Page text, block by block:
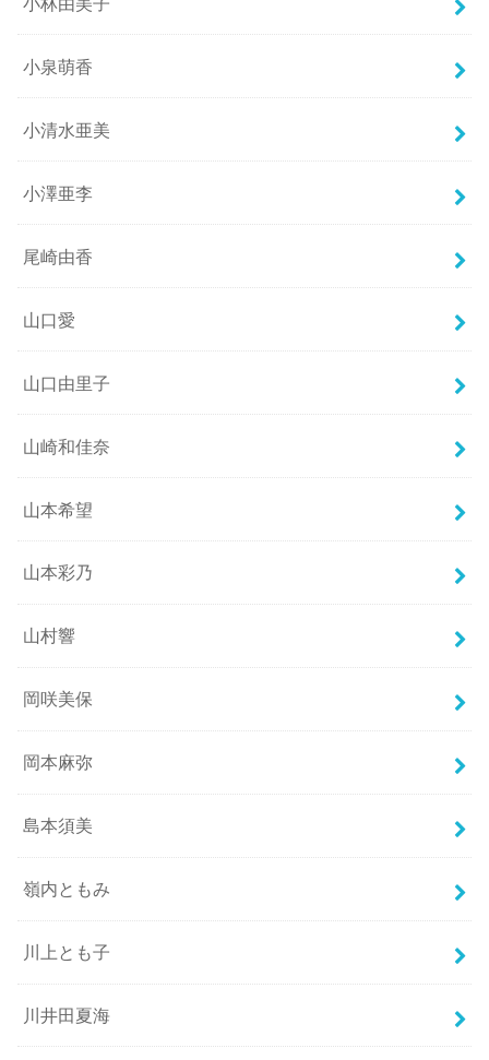
小泉萌香
小清水亜美
小澤亜李
尾崎由香
山口愛
山口由里子
山崎和佳奈
山本希望
山本彩乃
山村響
岡咲美保
岡本麻弥
島本須美
嶺内ともみ
川上とも子
川井田夏海